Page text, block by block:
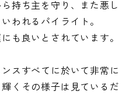
持ち主を守り、また悪し
われるパイライト。
も良いとされています。
スすべてに於いて非常に
くその様子は見ているだ